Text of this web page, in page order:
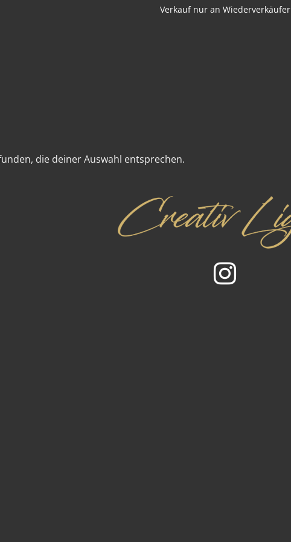
Verkauf nur an Wiederverkäufer
die deiner Auswahl entsprechen.